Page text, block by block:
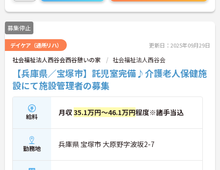
募集停止
デイケア（通所リハ） 更新日：2025年09月29日
社会福祉法人西谷会西谷憩いの家 社会福祉法人西谷会
【兵庫県／宝塚市】託児室完備♪介護老人保健施
設にて施設管理者の募集
給料 月収35.1万円～46.1万円程度※諸手当込
勤務地 兵庫県 宝塚市 大原野字波坂2-7